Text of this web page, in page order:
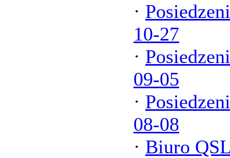
·
10-27
·
09-05
·
08-08
· Biuro